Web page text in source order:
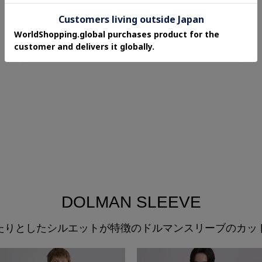
DOLMAN SLEEVE
りとしたシルエットが特徴のドルマンスリーブのカッ